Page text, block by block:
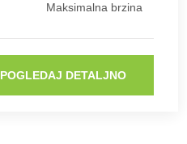
Maksimalna brzina
POGLEDAJ DETALJNO